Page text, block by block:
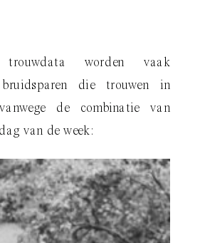
trouwdata worden vaak
die trouwen in
de combinatie van
van de week: